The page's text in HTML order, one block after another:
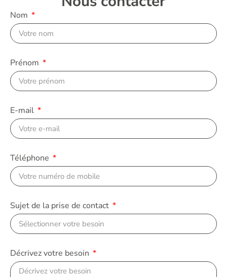
Nom
Prénom
E-mail
Téléphone
Sujet de la prise de contact
Décrivez votre besoin